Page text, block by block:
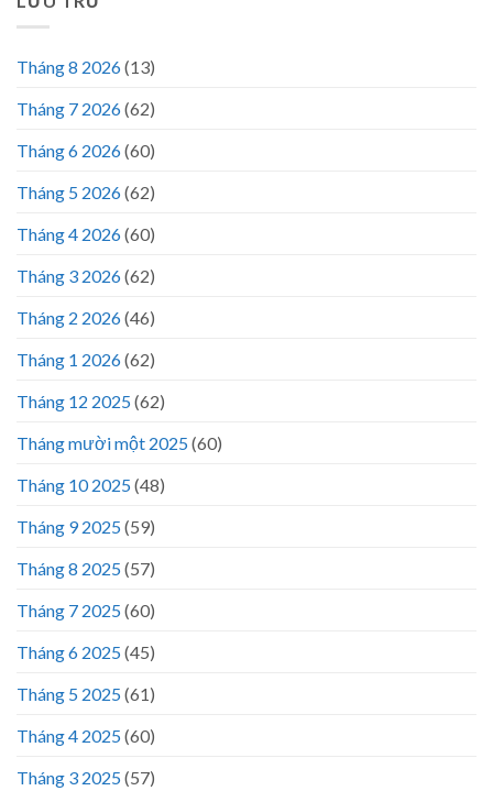
Tháng 8 2026(13)
Tháng 7 2026(62)
Tháng 6 2026(60)
Tháng 5 2026(62)
Tháng 4 2026(60)
Tháng 3 2026(62)
Tháng 2 2026(46)
Tháng 1 2026(62)
Tháng 12 2025(62)
Tháng mười một 2025(60)
Tháng 10 2025(48)
Tháng 9 2025(59)
Tháng 8 2025(57)
Tháng 7 2025(60)
Tháng 6 2025(45)
Tháng 5 2025(61)
Tháng 4 2025(60)
Tháng 3 2025(57)